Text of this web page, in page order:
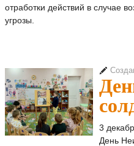
отработки действий в случае
угрозы.
3
День